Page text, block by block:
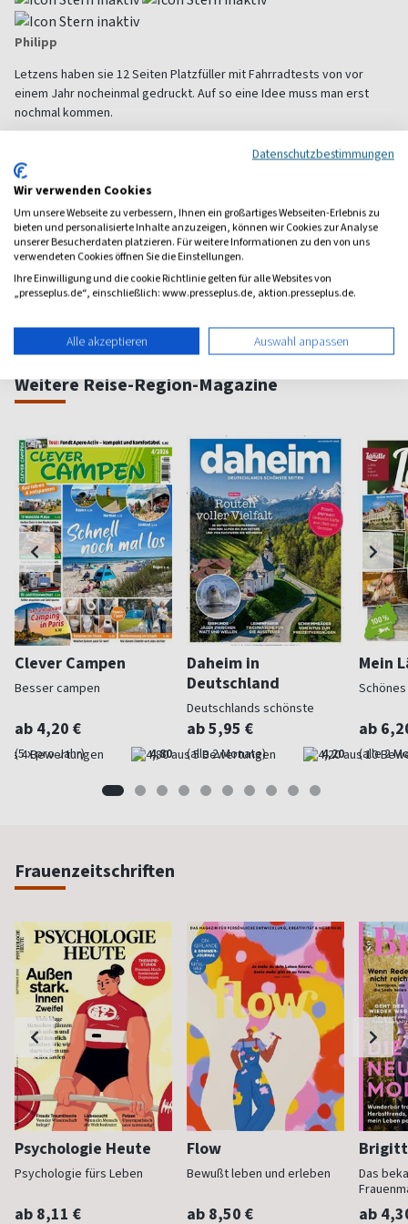
Philipp
Letzens haben sie 12 Seiten Platzfüller mit Fahrradtests von vor
einem Jahr nocheinmal gedruckt. Auf so eine Idee muss man erst
nochmal kommen.
1 Jahr Freude schenken!
Bei einer Auswahl von über 1.800 Magazinen finden Sie das
richtige Geschenk für jeden.
zum Geschenkabo-Finder
Weitere Reise-Region-Magazine
Clever Campen
Besser campen
ab 4,20 €
(5 x pro Jahr) 4,80
Daheim in
Deutschland
Deutschlands schönste
Seiten
ab 5,95 €
(alle 2 Monate) 4,20
Mein
Schönes
ab
(alle 2
Frauenzeitschriften
Psychologie Heute
Psychologie fürs Leben
ab 8,11 €
Flow
Bewußt leben und erleben
ab 8,50 €
Das
ab
Datenschutzbestimmungen
Wir verwenden Cookies
Um unsere Webseite zu verbessern, Ihnen ein großartiges Webseiten-Erlebnis zu
bieten und personalisierte Inhalte anzuzeigen, können wir Cookies zur Analyse
unserer Besucherdaten platzieren. Für weitere Informationen zu den von uns
verwendeten Cookies öffnen Sie die Einstellungen.
Ihre Einwilligung und die cookie Richtlinie gelten für alle Websites von
„presseplus.de“, einschließlich: www.presseplus.de, aktion.presseplus.de.
Alle akzeptieren Auswahl anpassen